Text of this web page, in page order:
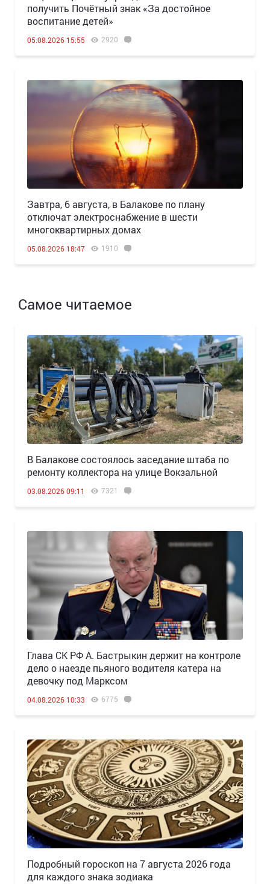
получить Почётный знак «За достойное
воспитание детей»
05.08.2026 15:55 2920
Завтра, 6 августа, в Балакове по плану
отключат электроснабжение в шести
многоквартирных домах
05.08.2026 18:47 1910
Самое читаемое
В Балакове состоялось заседание штаба по
ремонту коллектора на улице Вокзальной
03.08.2026 09:11 7321
Глава СК РФ А. Бастрыкин держит на контроле
дело о наезде пьяного водителя катера на
девочку под Марксом
04.08.2026 10:33 6775
Подробный гороскоп на 7 августа 2026 года
для каждого знака зодиака